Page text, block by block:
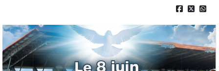
  